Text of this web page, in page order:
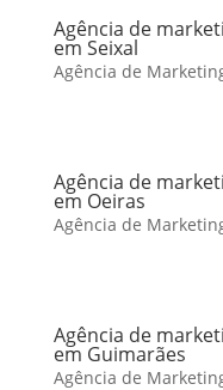
Agência de
em Seixal
Agência de
Agência de
em Oeiras
Agência de
Agência de
em Guimarães
Agência de